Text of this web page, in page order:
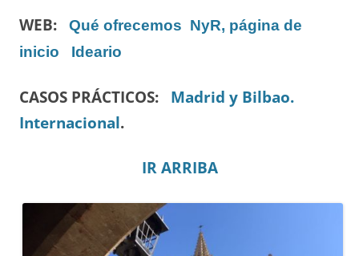
WEB: Qué ofrecemos NyR, página de
inicio
Ideario
CASOS PRÁCTICOS: Madrid y Bilbao.
Internacional.
IR ARRIBA